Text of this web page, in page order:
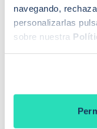
navegando,
personalizarlas
sobre nuestra
¿Buscas